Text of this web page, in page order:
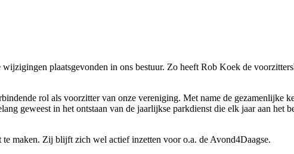
plaatsgevonden in ons bestuur. Zo heeft Rob Koek de
rol als voorzitter van onze vereniging. Met name de gezamenlijke
geweest in het ontstaan van de jaarlijkse parkdienst die elk jaar aan het
maken. Zij blijft zich wel actief inzetten voor o.a. de Avond4Daagse.